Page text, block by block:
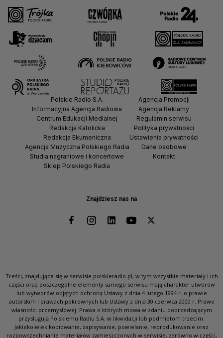
Znajdziesz nas na
Polskie Radio S.A.
Informacyjna Agencja Radiowa
Centrum Edukacji Medialnej
Redakcja Katolicka
Redakcja Ekumeniczna
Agencja Muzyczna Polskiego Radia
Studia nagraniowe i koncertowe
Sklep Polskiego Radia
Agencja Promocji
Agencja Reklamy
Regulamin serwisu
Polityka prywatności
Ustawienia prywatności
Dane osobowe
Kontakt
Treści, znajdujące się w serwisie polskieradio.pl, w tym wszystkie materiały i ich
części oraz poszczególne elementy samego serwisu mają charakter utworów
lub wytworów objętych ochroną Ustawy z dnia 4 lutego 1994 r. o prawie
autorskim i prawach pokrewnych lub Ustawy z dnia 30 czerwca 2000 r. Prawo
własności przemysłowej. Prawa o których mowa w zdaniu poprzedzającym
przysługują Polskiemu Radiu S.A. w likwidacji lub podmiotom trzecim.
Jakiekolwiek kopiowanie, zapisywanie, powielanie, reprodukowanie oraz
rozpowszechnianie materiałów zamieszczonych w serwisie, zarówno w części,